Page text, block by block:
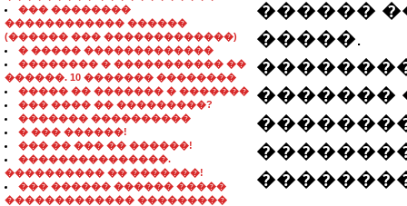
��� ��������
������������ ������
(������ ��� �������������)
� ����� �������������
�������� � ����������� ��
������. 10 ������� ��������
����� �� ������� � �������
��� ���� �� ���������?
������� ����������
� ��� ������!
��� �� ��� �� ������!
���������������.
���������� �� �������!
��� ������ ������ �����
������������� ���������
������
�����.
�������